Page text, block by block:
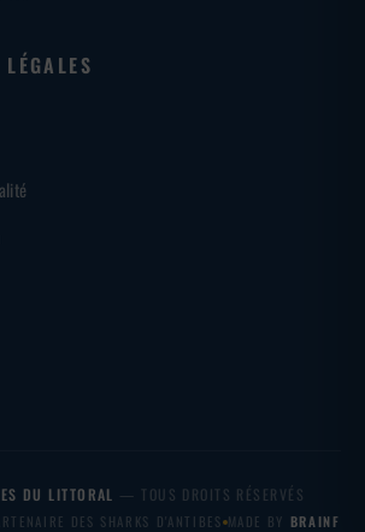
DU LITTORAL — TOUS DROITS RÉSERVÉS
DES SHARKS D'ANTIBES MADE BY BRAINF